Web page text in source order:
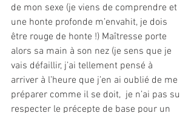
de mon sexe (je viens de comprendre et
une honte profonde m’envahit, je dois
être rouge de honte !) Maîtresse porte
alors sa main à son nez (je sens que je
vais défaillir, j’ai tellement pensé à
arriver à l’heure que j’en ai oublié de me
préparer comme il se doit,  je n’ai pas su
respecter le précepte de base pour un